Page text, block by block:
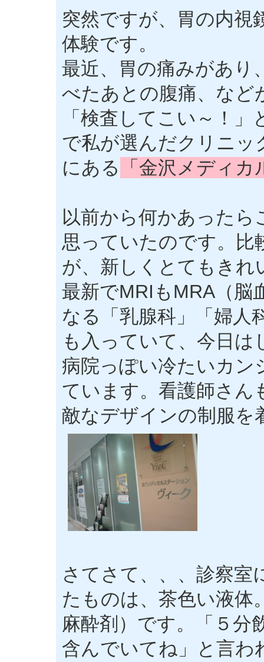
突然ですが、胃の内視
体験です。
最近、胃の痛みがあり
べたあとの腹痛、など
「検査してこい～！
で私が選んだクリニッ
にある
「金沢メディ
以前から何かあった
思っていたのです。比
が、新しくとてもきれ
最新でMRIもMRA（脳
なる「乳腺科」「婦人
も入っていて、今日
病院っぽい冷たいカン
ています。看護師さん
敵なデザインの制服を
さてさて、、、診察室
たものは、茶色い液体
麻酔剤）です。「５分
含んでいてね」と言わ